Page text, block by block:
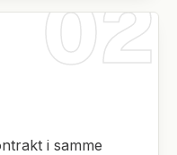
02
i samme